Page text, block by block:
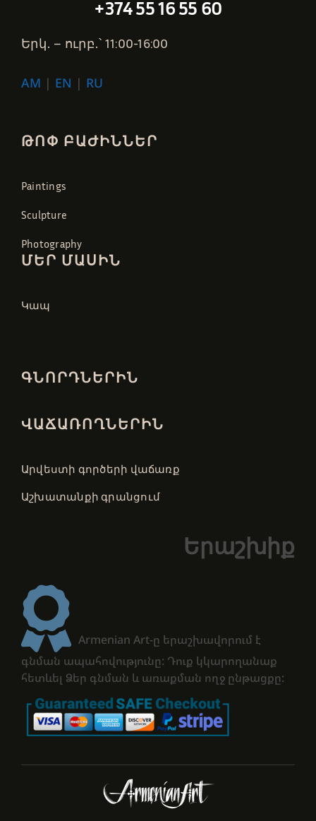
+374 55 16 55 60
Երկ․ – ուրբ․՝ 11:00-16:00
AM | EN | RU
ԹՈՓ ԲԱԺԻՆՆԵՐ
Paintings
Sculpture
Photography
ՄԵՐ ՄԱՍԻՆ
Կապ
ԳՆՈՐԴՆԵՐԻՆ
ՎԱՃԱՌՈՂՆԵՐԻՆ
Արվեստի գործերի վաճառք
Աշխատանքի գրանցում
Երաշխիք
Armenian Art-ը երաշխավորում է
գնման ապահովությունը: Դուք կկարողանաք
հետևել Ձեր գնման և առաքման ողջ ընթացքը: